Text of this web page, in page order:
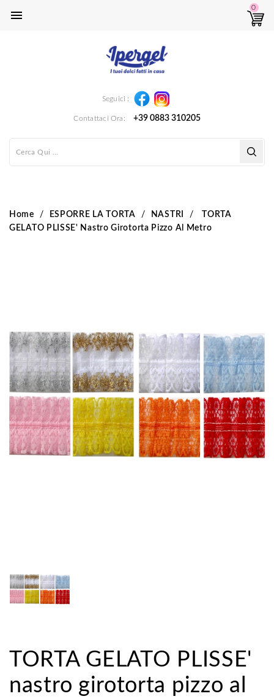

0
Seguici : Facebook
Contattaci Ora: +39 0883 310205
Home ESPORRE LA TORTA NASTRI
TORTA
GELATO PLISSE' Nastro Girotorta Pizzo Al Metro
TORTA GELATO PLISSE'
nastro girotorta pizzo al